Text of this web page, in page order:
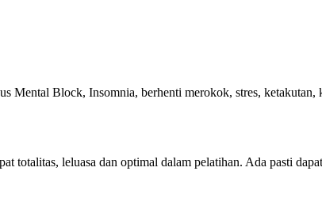
Mental Block, Insomnia, berhenti merokok, stres, ketakutan,
totalitas, leluasa dan optimal dalam pelatihan. Ada pasti